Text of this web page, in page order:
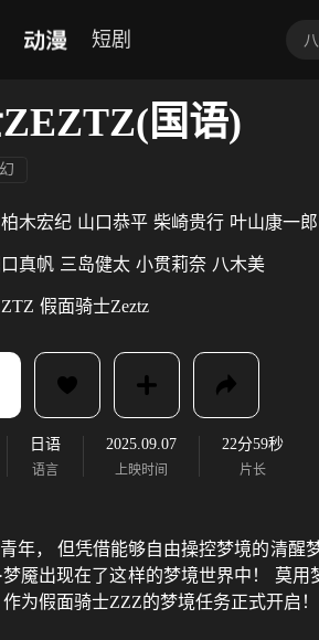
动漫 短剧
国语)
柏木宏纪 山口恭平 柴崎贵行 叶山康一郎
真帆 三岛健太 小贯莉奈 八木美
假面骑士Zeztz
日语
语言
2025.09.07
上映时间
22分59秒
片长
年， 但凭借能够自由操控梦境的清
魇出现在了这样的梦境世界中！ 莫用
为假面骑士ZZZ的梦境任务正式开启！